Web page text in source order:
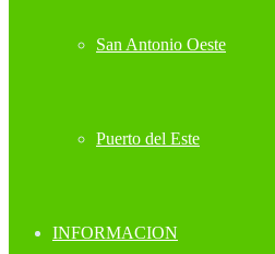
San Antonio Oeste
Puerto del Este
INFORMACION